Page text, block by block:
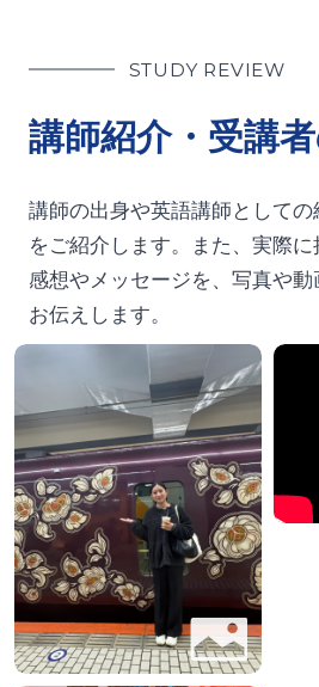
STUDY REVIEW
講師紹介・受講
講師の出身や英語講師として
をご紹介します。また、実際
感想やメッセージを、写真や
お伝えします。